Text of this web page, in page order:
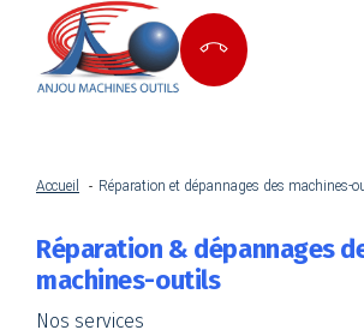
Accueil Réparation et dépannages des machines-
Réparation & dépannages
machines-outils
Nos services